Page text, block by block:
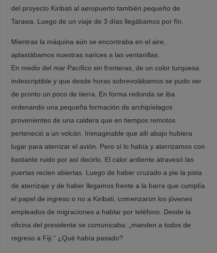
del proyecto Kiribati al aeropuerto también pequeño de
Tarawa. Luego de un viaje de 3 días llegábamos por fín.
Mientras la máquina aún se encontraba en el aire,
aplastábamos nuestras narices a las ventanillas.
En medio del mar Pacífico sin fronteras, de un color turquesa
indescriptible y que desde horas sobrevolábamos se pudo ver
de pronto un poco de tierra. En forma redonda se iba
ordenando una pequeña formación de archipíelagos
provenientes de una caldera que en tiempos remotos
perteneció a un volcán. Inimaginable que allí abajo hubiera
lugar para aterrizar el avión. Pero sí lo había y aterrizamos con
bastante ruido por así decirlo. El calor ardiente atravesó las
puertas recien abiertas. Luego de haber cruzado a pie la pista
de aterrizaje y de haber llegamos frente a la barra que cumplía
el papel de ingreso o no a Kiribati, comenzaron los jóvenes
empleados de migraciones a hablar por teléfono. Desde la
oficina del presidente se comunicaba: „manden a todos de
regreso a Fiji.“ ¿Qué había pasado?